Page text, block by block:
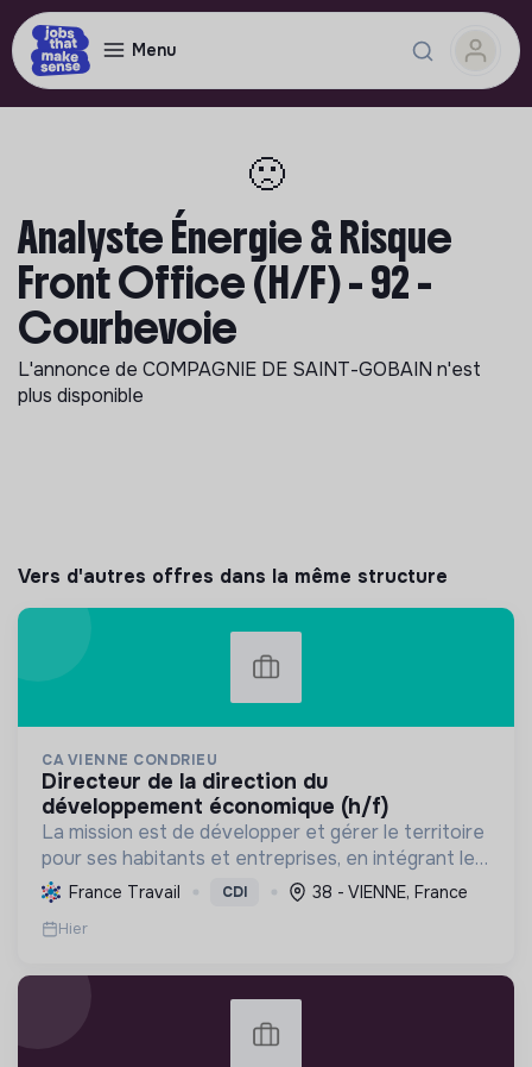
Menu
🙁
Analyste Énergie & Risque
Front Office (H/F) - 92 -
Courbevoie
L'annonce de COMPAGNIE DE SAINT-GOBAIN n'est
plus disponible
Vers d'autres offres dans la même structure
CA VIENNE CONDRIEU
directeur de la direction du
développement économique (h/f)
La mission est de développer et gérer le territoire
pour ses habitants et entreprises, en intégrant le
développement économique, l'environnement et
l'action sociale, avec un fort engagement pour la
tr...
France Travail CDI 38 - VIENNE, France
Hier